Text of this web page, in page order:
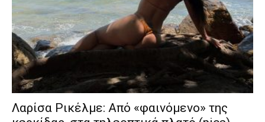
Λαρίσα Ρικέλμε: Από «φαινόμενο» της